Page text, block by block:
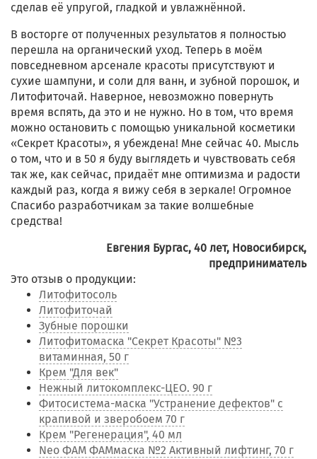
сделав её упругой, гладкой и увлажнённой.
В восторге от полученных результатов я полностью
перешла на органический уход. Теперь в моём
повседневном арсенале красоты присутствуют и
сухие шампуни, и соли для ванн, и зубной порошок, и
Литофиточай. Наверное, невозможно повернуть
время вспять, да это и не нужно. Но в том, что время
можно остановить с помощью уникальной косметики
«Секрет Красоты», я убеждена! Мне сейчас 40. Мысль
о том, что и в 50 я буду выглядеть и чувствовать себя
так же, как сейчас, придаёт мне оптимизма и радости
каждый раз, когда я вижу себя в зеркале! Огромное
Спасибо разработчикам за такие волшебные
средства!
Евгения Бургас, 40 лет, Новосибирск,
предприниматель
Это отзыв о продукции:
Литофитосоль
Литофиточай
Зубные порошки
Литофитомаска "Секрет Красоты" №3
витаминная, 50 г
Крем "Для век"
Нежный литокомплекс-ЦЕО. 90 г
Фитосистема-маска "Устранение дефектов" с
крапивой и зверобоем 70 г
Крем "Регенерация", 40 мл
Neo ФАМ ФАМмаска №2 Активный лифтинг, 70 г